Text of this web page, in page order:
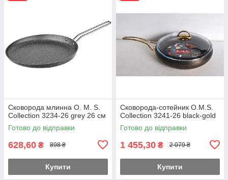
Сковорода млинна O. M. S.
Collection 3234-26 grey 26 см
Готово до відправки
628,60 ₴ 898 ₴
Купити
Сковорода-сотейник O.M.S.
Collection 3241-26 black-gold
Готово до відправки
1 455,30 ₴ 2 079 ₴
Купити